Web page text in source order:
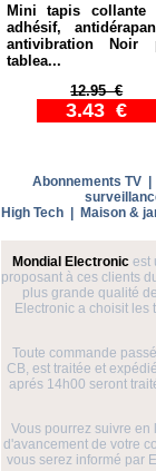
Mini tapis collante
adhésif,
antivibration Noir
tablea...
12.95 €
3.43 €
Abonnements TV|
High Tech| Maison &
Mondial Electronicest
proposant à ces clients
plus grande qualité
Electronic a choisit les
Toute commande
CB, est traitée et
aprés 14h00 seront
Vous pourrez suivre
d'avancement de votre
vous serez informé par